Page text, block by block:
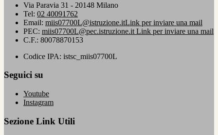
Via Paravia 31 - 20148 Milano
Tel: 02 40091762
Email: miis07700L@istruzione.itLink per inviare una mail
PEC: miis07700L@pec.istruzione.it Link per inviare una mail
C.F.: 80078870153
Codice IPA: istsc_miis07700L
Seguici su
Youtube
Instagram
Sezione Link Utili